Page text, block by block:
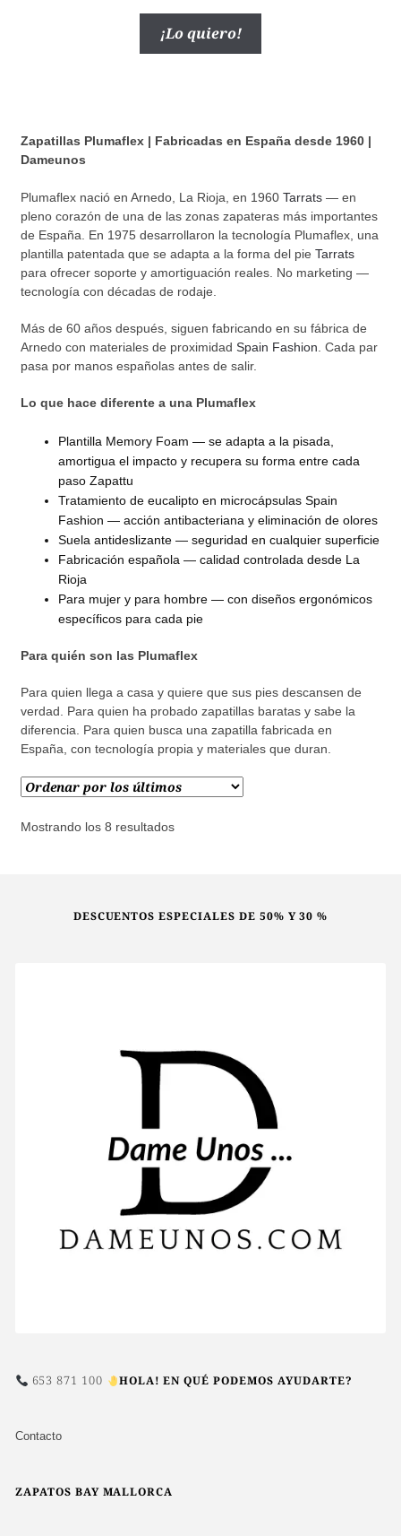
precio
original
era:
precio
es:
¡Lo quiero!
Las
pueden
elegir
la
producto
Zapatillas Plumaflex | Fabricadas en España desde 1960 |
Dameunos
Plumaflex nació en Arnedo, La Rioja, en 1960 Tarrats— en
pleno corazón de una de las zonas zapateras más importantes
de España. En 1975 desarrollaron la tecnología Plumaflex, una
plantilla patentada que se adapta a la forma del pie Tarrats
para ofrecer soporte y amortiguación reales. No marketing —
tecnología con décadas de rodaje.
Más de 60 años después, siguen fabricando en su fábrica de
Arnedo con materiales de proximidad Spain Fashion . Cada par
pasa por manos españolas antes de salir.
Lo que hace diferente a una Plumaflex
Plantilla Memory Foam — se adapta a la pisada,
amortigua el impacto y recupera su forma entre cada
paso Zapattu
Tratamiento de eucalipto en microcápsulas Spain
Fashion — acción antibacteriana y eliminación de olores
Suela antideslizante — seguridad en cualquier superficie
Fabricación española — calidad controlada desde La
Rioja
Para mujer y para hombre — con diseños ergonómicos
específicos para cada pie
Para quién son las Plumaflex
Para quien llega a casa y quiere que sus pies descansen de
verdad. Para quien ha probado zapatillas baratas y sabe la
diferencia. Para quien busca una zapatilla fabricada en
España, con tecnología propia y materiales que duran.
Mostrando los 8 resultadosOrdenado
DESCUENTOS ESPECIALES DE 50% Y 30 %
653 871 100 HOLA! EN QUÉ PODEMOS AYUDARTE?
Contacto
ZAPATOS BAY MALLORCA